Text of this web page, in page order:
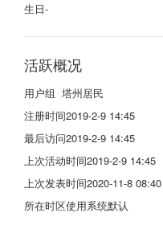
生日-
活跃概况
用户组 塔州居民
注册时间2019-2-9 14:45
最后访问2019-2-9 14:45
上次活动时间2019-2-9 14:45
上次发表时间2020-11-8 08:40
所在时区使用系统默认